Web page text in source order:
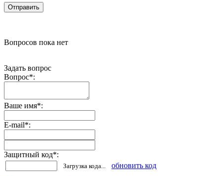
Вопросов пока нет
Задать вопрос
Вопрос*:
Ваше имя*:
E-mail*:
Защитный код*:
Загрузка кода... обновить код